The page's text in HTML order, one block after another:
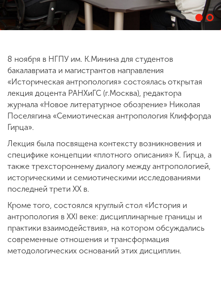
8 ноября в НГПУ им. К.Минина для студентов
бакалавриата и магистрантов направления
«Историческая антропология» состоялась открытая
лекция доцента РАНХиГС (г.Москва), редактора
журнала «Новое литературное обозрение» Николая
Поселягина «Семиотическая антропология Клиффорда
Гирца».
Лекция была посвящена контексту возникновения и
специфике концепции «плотного описания» К. Гирца, а
также трехстороннему диалогу между антропологией,
историческими и семиотическими исследованиями
последней трети ХХ в.
Кроме того, состоялся круглый стол «История и
антропология в ХХI веке: дисциплинарные границы и
практики взаимодействия», на котором обсуждались
современные отношения и трансформация
методологических оснований этих дисциплин.